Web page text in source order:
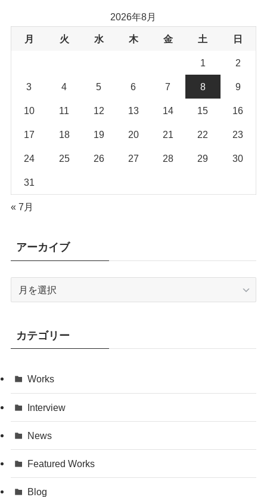
2026年8月
月 火 水 木 金 土 日
1 2
3 4 5 6 7 8 9
10 11 12 13 14 15 16
17 18 19 20 21 22 23
24 25 26 27 28 29 30
31
« 7月
アーカイブ
ブ
カテゴリー
Works
Interview
News
Featured Works
Blog